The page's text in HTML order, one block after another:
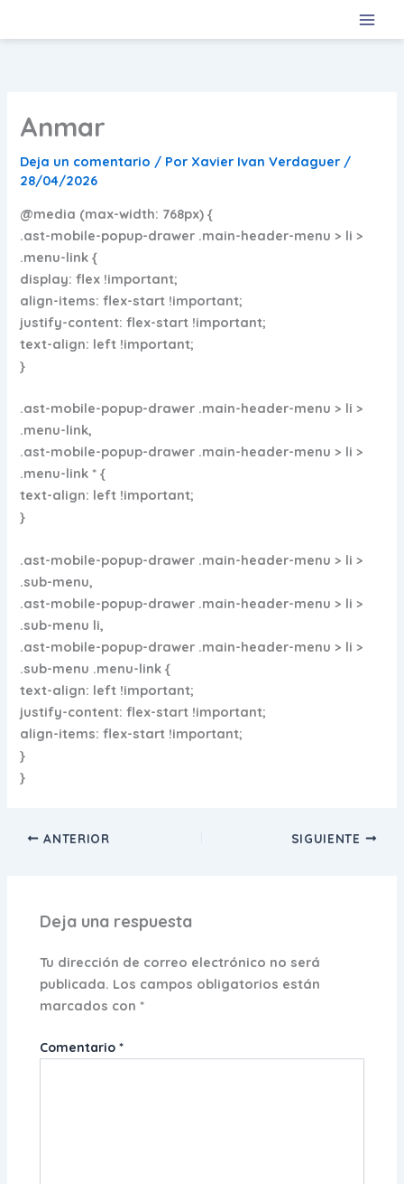
Anmar
Deja un comentario / Por Xavier Ivan Verdaguer /
28/04/2026
@media (max-width: 768px) {
.ast-mobile-popup-drawer .main-header-menu > li >
.menu-link {
display: flex !important;
align-items: flex-start !important;
justify-content: flex-start !important;
text-align: left !important;
}
.ast-mobile-popup-drawer .main-header-menu > li >
.menu-link,
.ast-mobile-popup-drawer .main-header-menu > li >
.menu-link * {
text-align: left !important;
}
.ast-mobile-popup-drawer .main-header-menu > li >
.sub-menu,
.ast-mobile-popup-drawer .main-header-menu > li >
.sub-menu li,
.ast-mobile-popup-drawer .main-header-menu > li >
.sub-menu .menu-link {
text-align: left !important;
justify-content: flex-start !important;
align-items: flex-start !important;
}
}
ANTERIOR SIGUIENTE
Deja una respuesta
Tu dirección de correo electrónico no será
publicada. Los campos obligatorios están
marcados con*
Comentario*